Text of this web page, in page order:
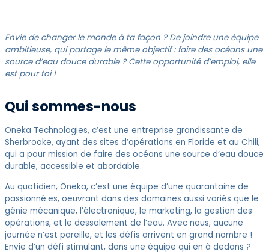
Envie de changer le monde à ta façon ? De joindre une équipe
ambitieuse, qui partage le même objectif : faire des océans une
source d’eau douce durable ? Cette opportunité d’emploi, elle
est pour toi !
Qui sommes-nous
Oneka Technologies, c’est une entreprise grandissante de
Sherbrooke, ayant des sites d’opérations en Floride et au Chili,
qui a pour mission de faire des océans une source d’eau douce
durable, accessible et abordable.
Au quotidien, Oneka, c’est une équipe d’une quarantaine de
passionné.es, oeuvrant dans des domaines aussi variés que le
génie mécanique, l’électronique, le marketing, la gestion des
opérations, et le dessalement de l’eau. Avec nous, aucune
journée n’est pareille, et les défis arrivent en grand nombre !
Envie d’un défi stimulant, dans une équipe qui en à dedans ?